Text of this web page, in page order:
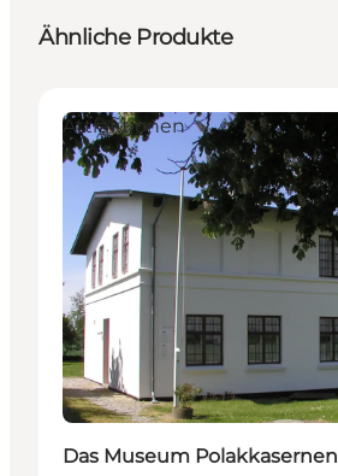
Ähnliche Produkte
Attraktionen
Das Museum Polakkasernen